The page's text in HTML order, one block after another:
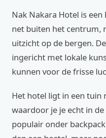
Nak Nakara Hotel is
net buiten het centrum,
uitzicht op de bergen.
ingericht met lokale
kunnen voor de frisse
Het hotel ligt in een tuin
waardoor je je echt in
populair onder